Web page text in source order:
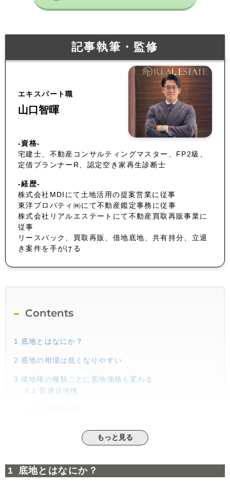
記事執筆・監修
エキスパート職
山口智暉
-資格-
宅建士、不動産コンサルティングマスター、FP2級、
定借プランナーR、認定空き家再生診断士
-経歴-
株式会社MDIにて土地活用の提案営業に従事
東洋プロパティ㈱にて不動産鑑定事務に従事
株式会社リアルエステートにて不動産買取再販事業に
従事
リースバック、買取再販、借地底地、共有持分、立退
き案件を手がける
Contents
1 底地とはなにか？
2 底地の相場は低くなりやすい
3 借地権の種類ごとに底地価格も変わる
3.1
普通借地権
底地を買い取ってもらった後もお金がかかる
4.2印紙税
もっと見る
底地とはなにか？